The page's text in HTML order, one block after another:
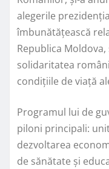
alegerile
îmbunătățească
Republica
solidaritatea
condițiile de viață
Programul lui de
piloni principali:
dezvoltarea
de sănătate și